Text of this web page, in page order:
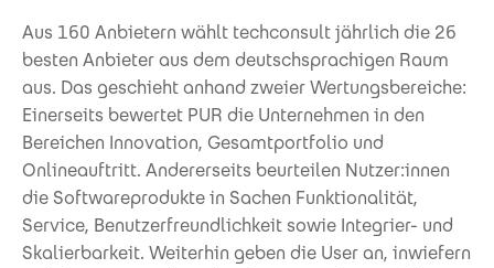
Aus 160 Anbietern wählt techconsult jährlich die 26
besten Anbieter aus dem deutschsprachigen Raum
aus. Das geschieht anhand zweier Wertungsbereiche:
Einerseits bewertet PUR die Unternehmen in den
Bereichen Innovation, Gesamtportfolio und
Onlineauftritt. Andererseits beurteilen Nutzer:innen
die Softwareprodukte in Sachen Funktionalität,
Service, Benutzerfreundlichkeit sowie Integrier- und
Skalierbarkeit. Weiterhin geben die User an, inwiefern